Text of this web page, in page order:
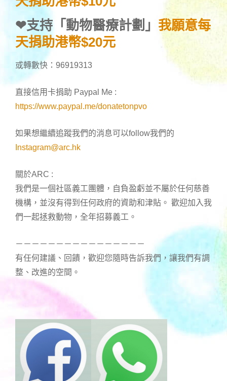
❤支持「動物醫療計劃」 我願意每
天捐助港幣$20元
或轉數快：96919313
直接信用卡捐助 Paypal Me :
https://www.paypal.me/donatetonpvo
如果想繼續追蹤我們的消息可以follow我們的
Instagram@arc.hk
關於ARC :
我們是一個社區義工團體，自負盈虧並不屬於任何慈善
機構，並沒有得到任何政府的資助和津貼。 歡迎加入我
們一起拯救動物，全年招募義工。
－－－－－－－－－－－－－－－－
有任何建議、回饋，歡迎您隨時告訴我們，讓我們有調
整、改進的空間。